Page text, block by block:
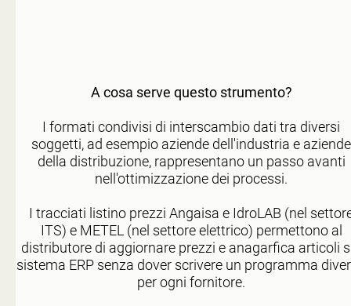
A cosa serve questo strumento?
I formati condivisi di interscambio dati tra diversi
soggetti, ad esempio aziende dell'industria e aziende
della distribuzione, rappresentano un passo avanti
nell'ottimizzazione dei processi.
I tracciati listino prezzi Angaisa e IdroLAB (nel
ITS) e METEL (nel settore elettrico) permettono al
distributore di aggiornare prezzi e anagarfica articoli
sistema ERP senza dover scrivere un programma
per ogni fornitore.